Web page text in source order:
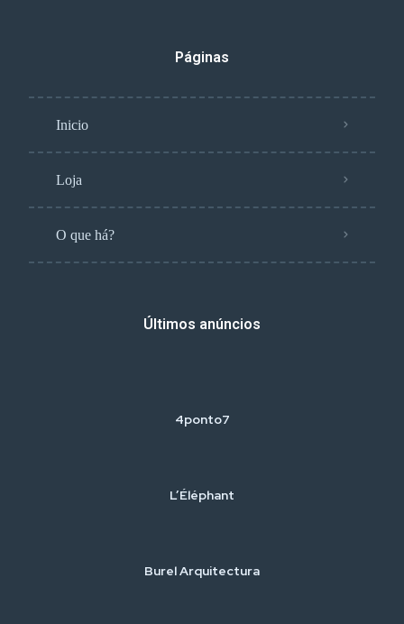
Páginas
Inicio
Loja
O que há?
Últimos anúncios
4ponto7
L’Éléphant
Burel Arquitectura